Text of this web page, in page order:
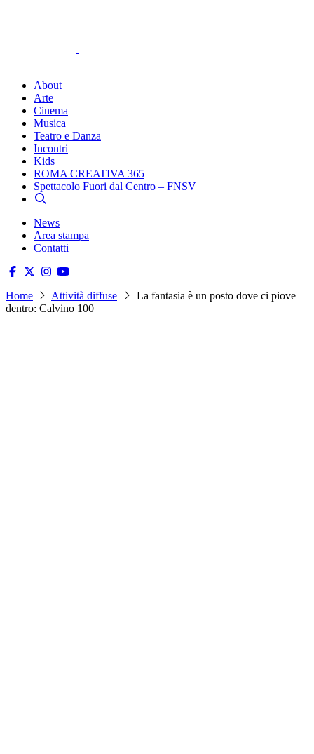
About
Arte
Cinema
Musica
Teatro e Danza
Incontri
Kids
ROMA CREATIVA 365
Spettacolo Fuori dal Centro – FNSV
News
Area stampa
Contatti
Home Attività diffuse
La fantasia è un posto dove ci piove
dentro: Calvino 100